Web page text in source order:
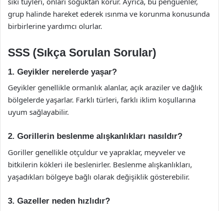
grup halinde hareket ederek ısınma ve korunma konusunda
birbirlerine yardımcı olurlar.
SSS (Sıkça Sorulan Sorular)
1. Geyikler nerelerde yaşar?
Geyikler genellikle ormanlık alanlar, açık araziler ve dağlık
bölgelerde yaşarlar. Farklı türleri, farklı iklim koşullarına
uyum sağlayabilir.
2. Gorillerin beslenme alışkanlıkları nasıldır?
Goriller genellikle otçuldur ve yapraklar, meyveler ve
bitkilerin kökleri ile beslenirler. Beslenme alışkanlıkları,
yaşadıkları bölgeye bağlı olarak değişiklik gösterebilir.
3. Gazeller neden hızlıdır?